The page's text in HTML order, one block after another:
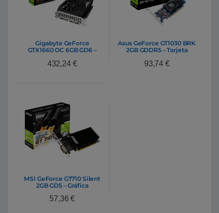
Gigabyte GeForce
GTX1660 OC 6GB GD6 –
432,24 €
Asus GeForce GT1030 BRK
2GB GDDR5 – Tarjeta
93,74 €
MSI GeForce GT710 Silent
2GB GD5 – Gráfica
57,36€